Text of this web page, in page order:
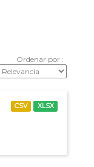
Ordenar por
CSV XLSX